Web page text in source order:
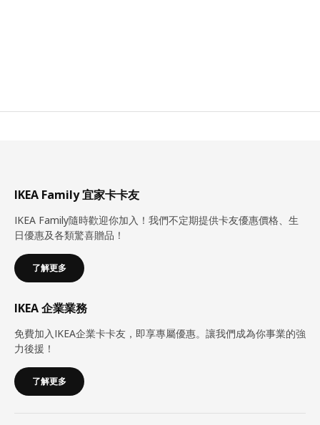
IKEA Family 宜家卡卡友
IKEA Family隨時歡迎你加入！我們不定期提供卡友優惠價格、生
日優惠及各類驚喜贈品！
了解更多
IKEA 企業業務
免費加入IKEA企業卡卡友，即享專屬優惠。讓我們成為你事業的強
力後援！
了解更多